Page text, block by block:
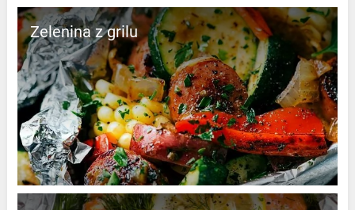
Zelenina z grilu